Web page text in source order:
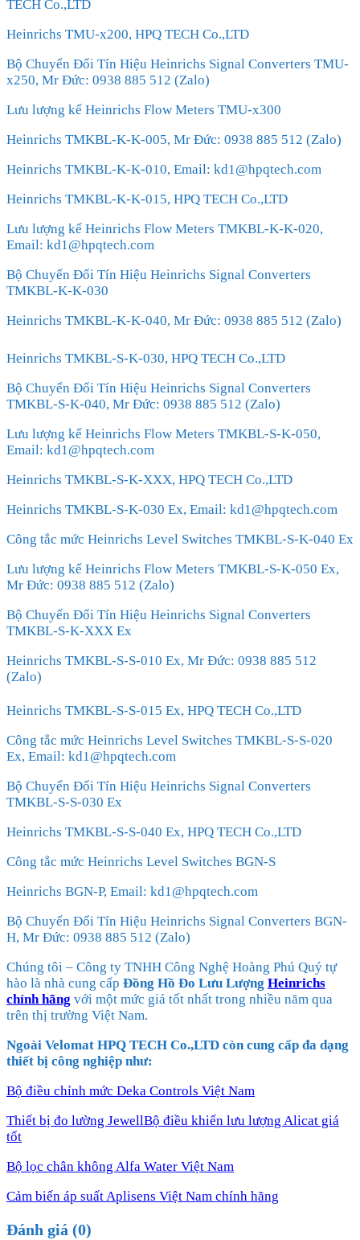
TECH Co.,LTD
Heinrichs TMU-x200, HPQ TECH Co.,LTD
Bộ Chuyển Đổi Tín Hiệu Heinrichs Signal Converters TMU-
x250, Mr Đức: 0938 885 512 (Zalo)
Lưu lượng kế Heinrichs Flow Meters TMU-x300
Heinrichs TMKBL-K-K-005, Mr Đức: 0938 885 512 (Zalo)
Heinrichs TMKBL-K-K-010, Email: kd1@hpqtech.com
Heinrichs TMKBL-K-K-015, HPQ TECH Co.,LTD
Lưu lượng kế Heinrichs Flow Meters TMKBL-K-K-020,
Email: kd1@hpqtech.com
Bộ Chuyển Đổi Tín Hiệu Heinrichs Signal Converters
TMKBL-K-K-030
Heinrichs TMKBL-K-K-040, Mr Đức: 0938 885 512 (Zalo)
Heinrichs TMKBL-S-K-030, HPQ TECH Co.,LTD
Bộ Chuyển Đổi Tín Hiệu Heinrichs Signal Converters
TMKBL-S-K-040, Mr Đức: 0938 885 512 (Zalo)
Lưu lượng kế Heinrichs Flow Meters TMKBL-S-K-050,
Email: kd1@hpqtech.com
Heinrichs TMKBL-S-K-XXX, HPQ TECH Co.,LTD
Heinrichs TMKBL-S-K-030 Ex, Email: kd1@hpqtech.com
Công tắc mức Heinrichs Level Switches TMKBL-S-K-040 Ex
Lưu lượng kế Heinrichs Flow Meters TMKBL-S-K-050 Ex,
Mr Đức: 0938 885 512 (Zalo)
Bộ Chuyển Đổi Tín Hiệu Heinrichs Signal Converters
TMKBL-S-K-XXX Ex
Heinrichs TMKBL-S-S-010 Ex, Mr Đức: 0938 885 512
(Zalo)
Heinrichs TMKBL-S-S-015 Ex, HPQ TECH Co.,LTD
Công tắc mức Heinrichs Level Switches TMKBL-S-S-020
Ex, Email: kd1@hpqtech.com
Bộ Chuyển Đổi Tín Hiệu Heinrichs Signal Converters
TMKBL-S-S-030 Ex
Heinrichs TMKBL-S-S-040 Ex, HPQ TECH Co.,LTD
Công tắc mức Heinrichs Level Switches BGN-S
Heinrichs BGN-P, Email: kd1@hpqtech.com
Bộ Chuyển Đổi Tín Hiệu Heinrichs Signal Converters BGN-
H, Mr Đức: 0938 885 512 (Zalo)
Chúng tôi – Công ty TNHH Công Nghệ Hoàng Phú Quý tự
hào là nhà cung cấp Đồng Hồ Đo Lưu Lượng Heinrichs
chính hãng với một mức giá tốt nhất trong nhiều năm qua
trên thị trường Việt Nam.
Ngoài Velomat HPQ TECH Co.,LTD còn cung cấp đa dạng
thiết bị công nghiệp như:
Bộ điều chỉnh mức Deka Controls Việt Nam
Thiết bị đo lường JewellBộ điều khiển lưu lượng Alicat giá
tốt
Bộ lọc chân không Alfa Water Việt Nam
Cảm biến áp suất Aplisens Việt Nam chính hãng
Đánh giá (0)